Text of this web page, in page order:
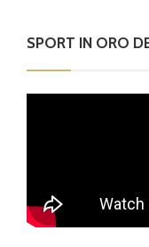
SPORT IN ORO